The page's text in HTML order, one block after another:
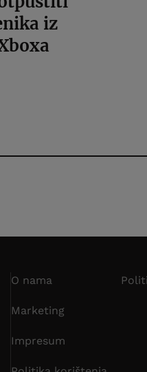
iz
O nama
Marketing
Impresum